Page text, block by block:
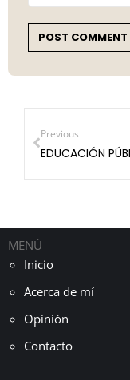
POST COMMENT
Previous
MENÚ
Inicio
Acerca de mí
Opinión
Contacto